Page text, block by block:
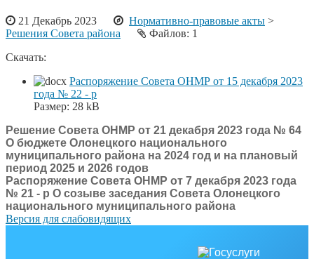
21 Декабрь 2023 Нормативно-правовые акты >
Решения Совета района
Файлов: 1
Скачать:
Распоряжение Совета ОНМР от 15 декабря 2023
года № 22 - р
Размер: 28 kB
Решение Совета ОНМР от 21 декабря 2023 года № 64
О бюджете Олонецкого национального
муниципального района на 2024 год и на плановый
период 2025 и 2026 годов
Распоряжение Совета ОНМР от 7 декабря 2023 года
№ 21 - р О созыве заседания Совета Олонецкого
национального муниципального района
Версия для слабовидящих